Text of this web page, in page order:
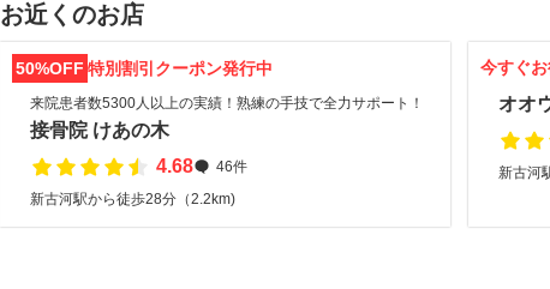
お近くのお店
50%OFF 特別割引クーポン発行中
来院患者数5300人以上の実績！熟練の手技で全力サポート！
接骨院 けあの木
4.68
46件
新古河駅から徒歩28分（2.2km)
今すぐ
オオ
新古河